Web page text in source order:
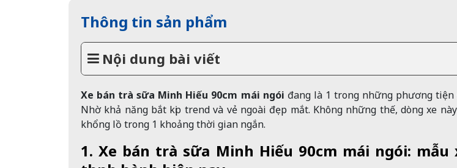
Thông tin sản phẩm
Nội dung bài viết
Xe bán trà sữa Minh Hiếu 90cm mái ngói đang là 1 trong những phương
Nhờ khả năng bắt kịp trend và vẻ ngoài đẹp mắt. Không những thế, dòng xe
khổng lồ trong 1 khoảng thời gian ngắn.
1. Xe bán trà sữa Minh Hiếu 90cm mái ngói: mẫu